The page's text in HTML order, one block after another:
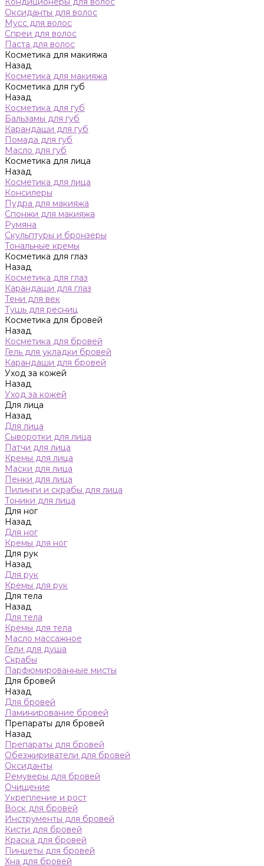
Оксиданты для волос
Мусс для волос
Спреи для волос
Паста для волос
Косметика для макияжа
Назад
Косметика для макияжа
Косметика для губ
Назад
Косметика для губ
Бальзамы для губ
Карандаши для губ
Помада для губ
Масло для губ
Косметика для лица
Назад
Косметика для лица
Консилеры
Пудра для макияжа
Спонжи для макияжа
Румяна
Скульптуры и бронзеры
Тональные кремы
Косметика для глаз
Назад
Косметика для глаз
Карандаши для глаз
Тени для век
Тушь для ресниц
Косметика для бровей
Назад
Косметика для бровей
Гель для укладки бровей
Карандаши для бровей
Уход за кожей
Назад
Уход за кожей
Для лица
Назад
Для лица
Сыворотки для лица
Патчи для лица
Кремы для лица
Маски для лица
Пенки для лица
Пилинги и скрабы для лица
Тоники для лица
Для ног
Назад
Для ног
Кремы для ног
Для рук
Назад
Для рук
Кремы для рук
Для тела
Назад
Для тела
Кремы для тела
Масло массажное
Гели для душа
Скрабы
Парфюмированные мисты
Для бровей
Назад
Для бровей
Ламинирование бровей
Препараты для бровей
Назад
Препараты для бровей
Обезжириватели для бровей
Оксиданты
Ремуверы для бровей
Очищение
Укрепление и рост
Воск для бровей
Инструменты для бровей
Кисти для бровей
Краска для бровей
Пинцеты для бровей
Хна для бровей